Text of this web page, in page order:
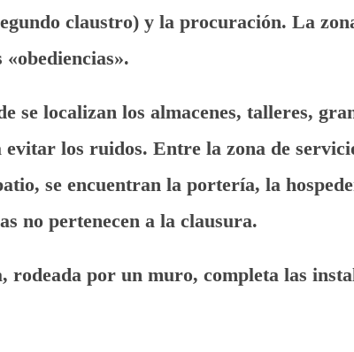
claustro) y la procuración. La
se localizan los almacenes, talleres,
los ruidos. Entre la zona de
se encuentran la portería, la
no pertenecen a la clausura.
por un muro, completa las